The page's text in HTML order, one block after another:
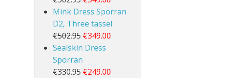
Mink Dress Sporran
D2, Three tassel
€502.95 €349.00
Sealskin Dress
Sporran
€330.95 €249.00